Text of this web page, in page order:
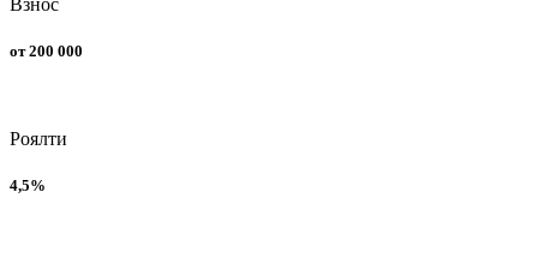
от 200 000
Роялти
4,5%